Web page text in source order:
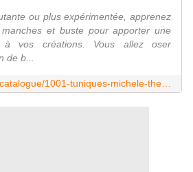
ou plus expérimentée, apprenez
et buste pour apporter une
à vos créations. Vous allez oser
de b...